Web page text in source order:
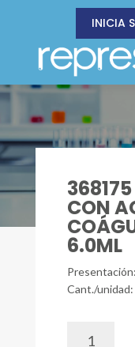
INICIA
CON
6.0ML
Cant./